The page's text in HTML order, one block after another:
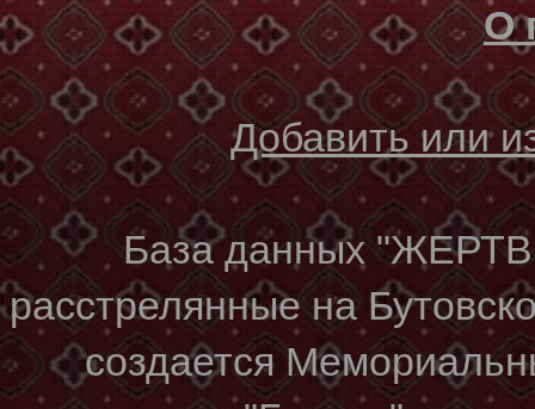
О
Добавить или
База данных
расстрелянные на
создается